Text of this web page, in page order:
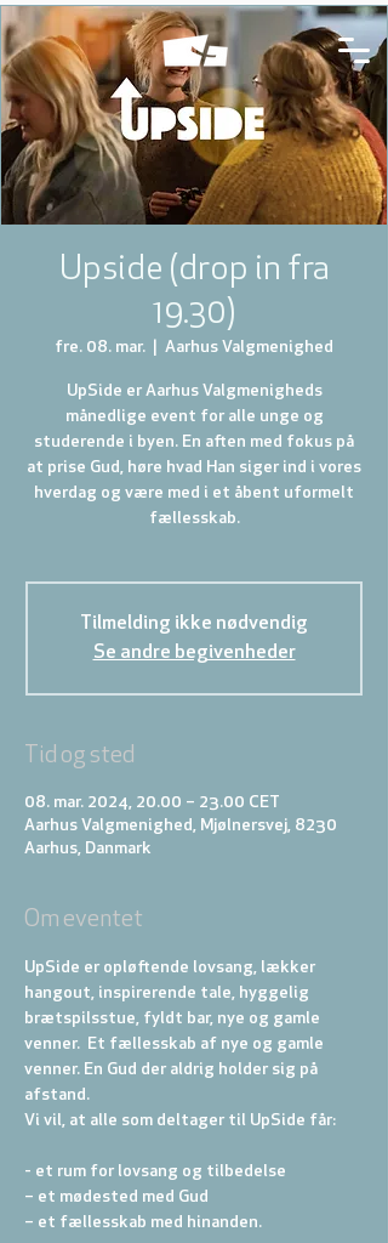
Upside (drop in fra
19.30)
fre. 08. mar. Aarhus Valgmenighed
UpSide er Aarhus Valgmenigheds
månedlige event for alle unge og
studerende i byen. En aften med fokus på
at prise Gud, høre hvad Han siger ind i vores
hverdag og være med i et åbent uformelt
fællesskab.
Tilmelding ikke nødvendig
Se andre begivenheder
Tid og sted
08. mar. 2024, 20.00 – 23.00 CET
Aarhus Valgmenighed, Mjølnersvej, 8230
Aarhus, Danmark
Om eventet
UpSide er opløftende lovsang, lækker
hangout, inspirerende tale, hyggelig
brætspilsstue, fyldt bar, nye og gamle
venner.  Et fællesskab af nye og gamle
venner. En Gud der aldrig holder sig på
afstand.
Vi vil, at alle som deltager til UpSide får:
- et rum for lovsang og tilbedelse
– et mødested med Gud
– et fællesskab med hinanden.